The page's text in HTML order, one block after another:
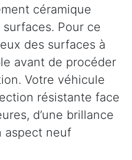
céramique
Pour ce
des surfaces à
avant de procéder
Votre véhicule
résistante face
d’une brillance
aspect neuf